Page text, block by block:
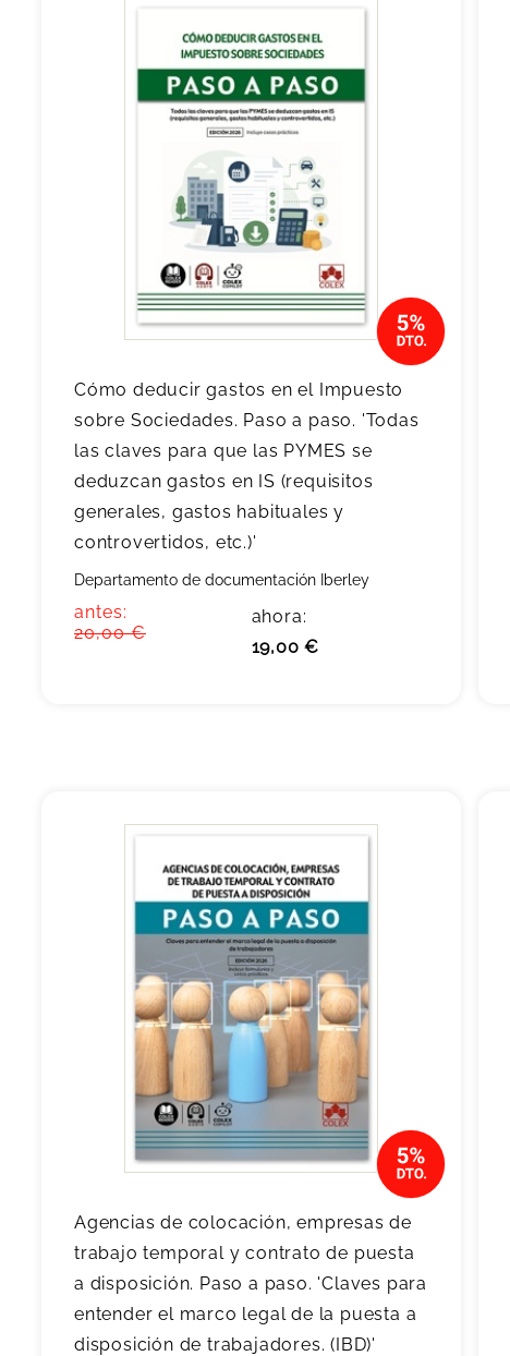
Cómo deducir gastos en el Impuesto
sobre Sociedades. Paso a paso. 'Todas
las claves para que las PYMES se
deduzcan gastos en IS (requisitos
generales, gastos habituales y
controvertidos, etc.)'
Departamento de documentación Iberley
antes:
20,00 €
ahora:
19,00 €
Agencias de colocación, empresas de
trabajo temporal y contrato de puesta
a disposición. Paso a paso. 'Claves para
entender el marco legal de la puesta a
disposición de trabajadores. (IBD)'